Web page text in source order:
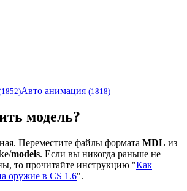
Авто анимация (1818)
модель?
Переместите файлы формата MDL из
models. Если вы никогда раньше не
то прочитайте инструкцию "Как
оружие в CS 1.6".